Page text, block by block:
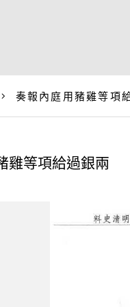
奏報內庭用豬雞等項
雞等項給過銀兩